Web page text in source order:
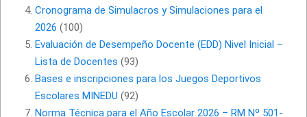
Cronograma de Simulacros y Simulaciones para el
2026 (100)
Evaluación de Desempeño Docente (EDD) Nivel Inicial –
Lista de Docentes (93)
Bases e inscripciones para los Juegos Deportivos
Escolares MINEDU (92)
Norma Técnica para el Año Escolar 2026 – RM Nº 501-